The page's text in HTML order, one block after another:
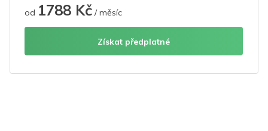
od 1788 Kč / měsíc
Získat předplatné